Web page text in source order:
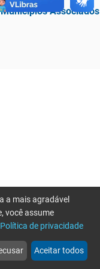
Associados
web
Notícias
more_horiz
Mais
a mais agradável
você assume
de privacidade
Aceitar todos
novamente